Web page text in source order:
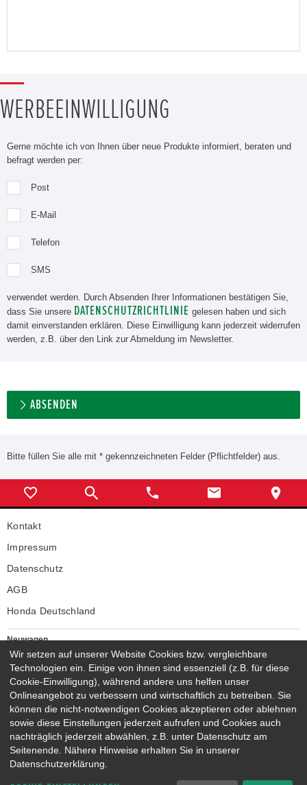
WERBEEINWILLIGUNG
Gerne möchte ich von Ihnen über neue Produkte informiert, beraten und
befragt werden per:
Post
E-Mail
Telefon
SMS
verwendet werden. Durch Absenden Ihrer Informationen bestätigen Sie,
dass Sie unsere DATENSCHUTZRICHTLINIE gelesen haben und sich
damit einverstanden erklären. Diese Einwilligung kann jederzeit widerrufen
werden, z.B. über den Link zur Abmeldung im Newsletter.
ABSENDEN
Bitte füllen Sie alle mit * gekennzeichneten Felder (Pflichtfelder) aus.
Kontakt
Impressum
Datenschutz
AGB
Honda Deutschland
Neuwagen
Honda Neuwagen
Gebrauchtwagen
Honda Gebrauchtwagen
Honda Vorführwagen
Gesamtbestand
NEUWAGENMODELLE
HONDA JAZZ E:HEV
HONDA CIVIC E:HEV
HONDA PRELUDE E:HEV
Wir setzen auf unserer Website Cookies bzw. vergleichbare
Technologien ein. Einige von ihnen sind essenziell (z.B. für diese
Cookie-Einwilligung), während andere uns helfen unser
Onlineangebot zu verbessern und wirtschaftlich zu betreiben. Sie
können die nicht-notwendigen Cookies akzeptieren oder ablehnen
sowie diese Einstellungen jederzeit aufrufen und Cookies auch
nachträglich jederzeit abwählen, z.B. unter Datenschutz am
Seitenende. Nähere Hinweise erhalten Sie in unserer
Datenschutzerklärung.